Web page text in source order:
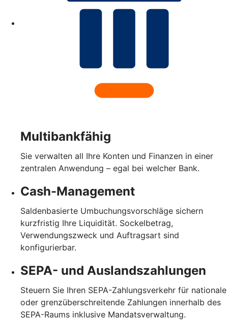
Multibankfähig
Sie verwalten all Ihre Konten und Finanzen in einer
zentralen Anwendung – egal bei welcher Bank.
Cash-Management
Saldenbasierte Umbuchungsvorschläge sichern
kurzfristig Ihre Liquidität. Sockelbetrag,
Verwendungszweck und Auftragsart sind
konfigurierbar.
SEPA- und Auslandszahlungen
Steuern Sie Ihren SEPA-Zahlungsverkehr für nationale
oder grenzüberschreitende Zahlungen innerhalb des
SEPA-Raums inklusive Mandatsverwaltung.